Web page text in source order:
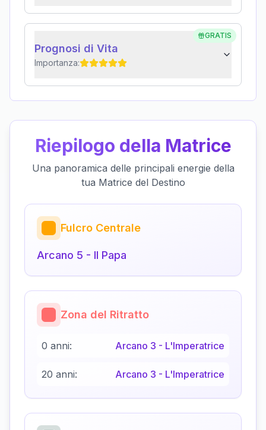
GRATIS
Prognosi di Vita
Importanza:
Riepilogo della Matrice
Una panoramica delle principali energie della
tua Matrice del Destino
Fulcro Centrale
Arcano 5 - Il Papa
Zona del Ritratto
0 anni: Arcano 3 - L'Imperatrice
20 anni: Arcano 3 - L'Imperatrice